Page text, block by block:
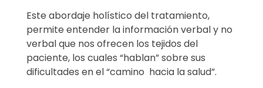
Este abordaje holístico del tratamiento,
permite entender la información verbal y no
verbal que nos ofrecen los tejidos del
paciente, los cuales “hablan” sobre sus
dificultades en el “camino hacia la salud”.